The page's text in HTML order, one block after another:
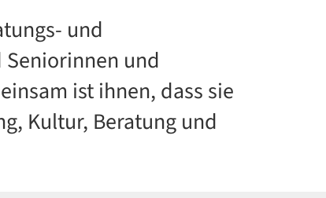
und
und
ist ihnen, dass sie
Kultur, Beratung und